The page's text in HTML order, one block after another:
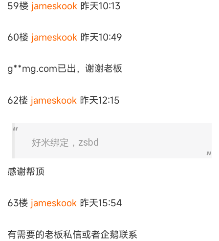
59楼 jameskook 昨天10:13
60楼 jameskook 昨天10:49
g**mg.com已出，谢谢老板
62楼 jameskook 昨天12:15
好米绑定，zsbd
感谢帮顶
63楼 jameskook 昨天15:54
有需要的老板私信或者企鹅联系